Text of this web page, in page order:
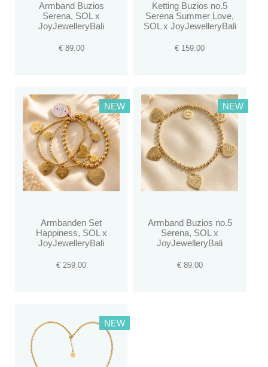
Armband Buzios
Serena, SOL x
JoyJewelleryBali
€ 89.00
Ketting Buzios no.5
Serena Summer Love,
SOL x JoyJewelleryBali
€ 159.00
NEW
Armbanden Set
Happiness, SOL x
JoyJewelleryBali
€ 259.00
NEW
Armband Buzios no.5
Serena, SOL x
JoyJewelleryBali
€ 89.00
NEW